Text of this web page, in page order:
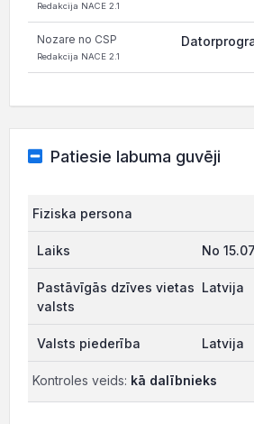
Redakcija NACE 2.1
Nozare no CSP
Redakcija NACE 2.1
Patiesie labuma guvēji
Fiziska persona
No
Latvija
Latvija
Kontroles veids: kā dalībnieks